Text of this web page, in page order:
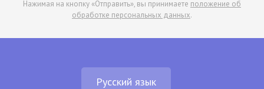
Нажимая на кнопку «Отправить», вы принимаете положение об
обработке персональных данных.
Русский язык